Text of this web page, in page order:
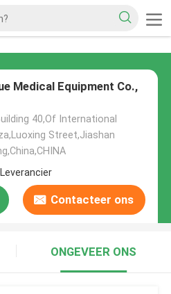
Medical Equipment Co.,
40,Of International
Street,Jiashan
Contacteer ons
ONGEVEER ONS